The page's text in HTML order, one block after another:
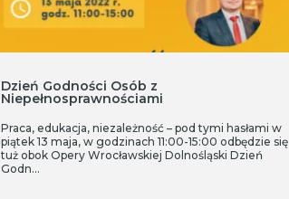
Dzień Godności Osób z
Niepełnosprawnościami
Praca, edukacja, niezależność – pod tymi hasłami w
piątek 13 maja, w godzinach 11:00-15:00 odbędzie się
tuż obok Opery Wrocławskiej Dolnośląski Dzień
Godn…